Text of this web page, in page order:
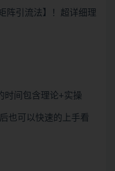
阵引流法】！超详细理
时间包含理论+实操
也可以快速的上手看